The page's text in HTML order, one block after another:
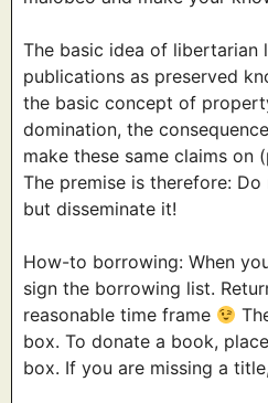
The basic idea of libertarian
publications as preserved
the basic concept of
domination, the
make these same claims on
The premise is therefore:
but disseminate it!
How-to borrowing: When
sign the borrowing list.
reasonable time frame
box. To donate a book,
box. If you are missing a